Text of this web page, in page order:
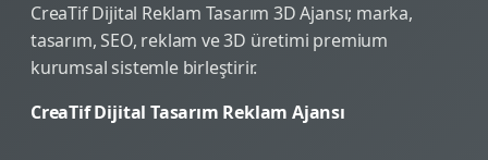
CreaTif Dijital Reklam Tasarım 3D Ajansı; marka,
tasarım, SEO, reklam ve 3D üretimi premium
kurumsal sistemle birleştirir.
CreaTif Dijital Tasarım Reklam Ajansı